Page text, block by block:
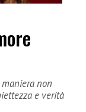
non
e verità